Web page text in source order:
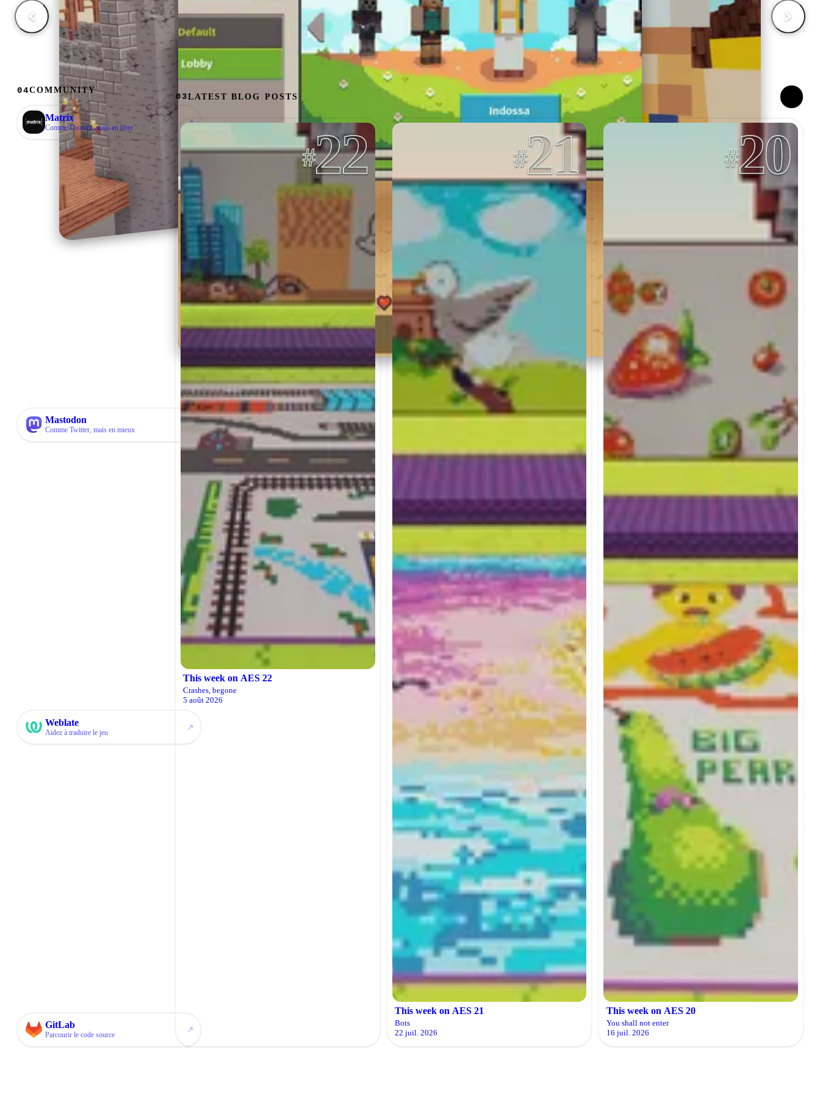
Plusieurs minijeux
Dans AES vous pouvez vous lancer dans plein de
minijeux avec vos amis : Murder, Skywars,
02 / 04
Apparences
Personnalisez votre apparence avec 6 costumes
disponibles par défaut et débloquez de nouveaux
en relevant des défis !
03 / 04
Rejoignez un groupe
Utilisez la commande /party pour créer un
groupe et inviter vos amis à jouer avec vous !
04COMMUNITY
Matrix
comme Discord, mais en libre
↗
Mastodon
Comme Twitter, mais en mieux
↗
Weblate
Aidez à traduire le jeu
↗
GitLab
Parcourir le code source
↗
03LATEST BLOG POSTS
22
This week on AES 22
Crashes, begone
5 août 2026
21
This week on AES 21
Bots
22 juil. 2026
20
This week on AES 20
You shall not enter
16 juil. 2026